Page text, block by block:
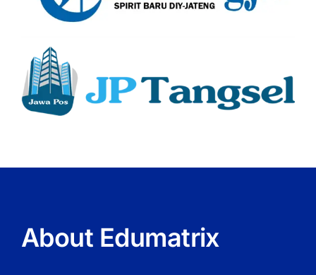
About Edumatrix